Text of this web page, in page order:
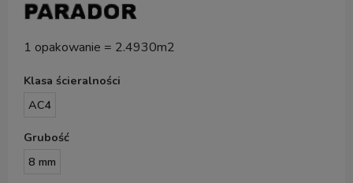
1 opakowanie = 2.4930m2
Klasa ścieralności
AC4
Grubość
8 mm